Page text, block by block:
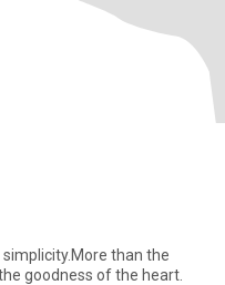
simplicity.More than the
goodness of the heart.